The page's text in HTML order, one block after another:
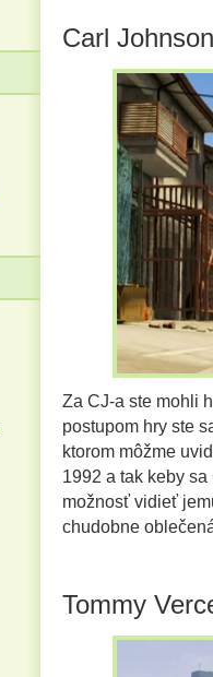
Carl
Za CJ-a ste mohli
postupom hry ste
ktorom môžme
1992 a tak keby
možnosť vidieť
chudobne
Tommy